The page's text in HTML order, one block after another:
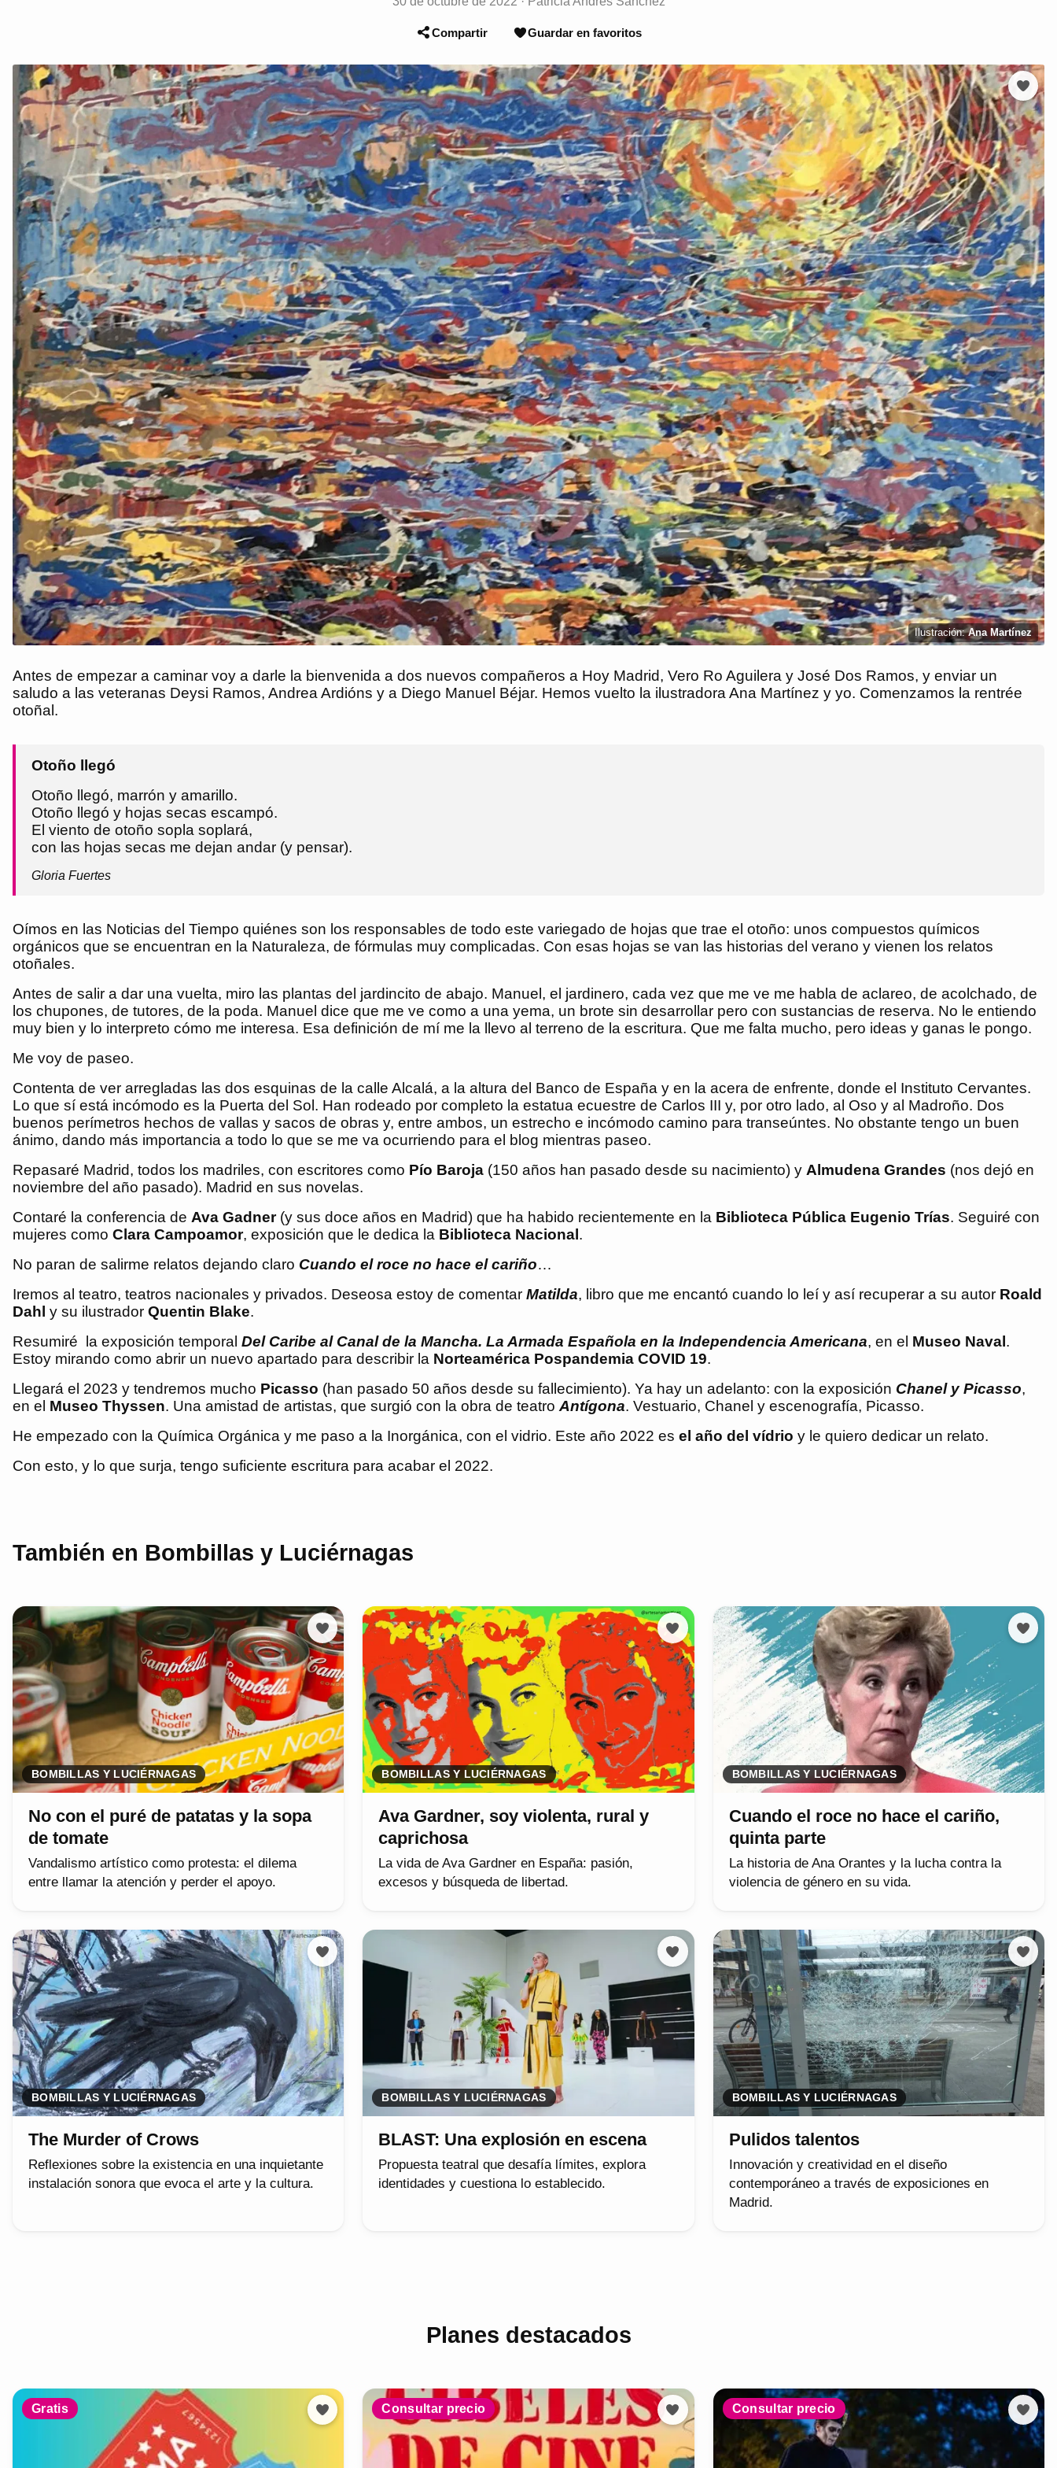
Compartir Guardar en favoritos
Ilustración:Ana Martínez
Antes de empezar a caminar voy a darle la bienvenida a dos nuevos compañeros a Hoy Madrid, Vero Ro Aguilera y José Dos Ramos, y enviar un
saludo a las veteranas Deysi Ramos, Andrea Ardións y a Diego Manuel Béjar. Hemos vuelto la ilustradora Ana Martínez y yo. Comenzamos la rentrée
otoñal.
Otoño llegó
Otoño llegó, marrón y amarillo.
Otoño llegó y hojas secas escampó.
El viento de otoño sopla soplará,
con las hojas secas me dejan andar (y pensar).
Gloria Fuertes
Oímos en las Noticias del Tiempo quiénes son los responsables de todo este variegado de hojas que trae el otoño: unos compuestos químicos
orgánicos que se encuentran en la Naturaleza, de fórmulas muy complicadas. Con esas hojas se van las historias del verano y vienen los relatos
otoñales.
Antes de salir a dar una vuelta, miro las plantas del jardincito de abajo. Manuel, el jardinero, cada vez que me ve me habla de aclareo, de acolchado, de
los chupones, de tutores, de la poda. Manuel dice que me ve como a una yema, un brote sin desarrollar pero con sustancias de reserva. No le entiendo
muy bien y lo interpreto cómo me interesa. Esa definición de mí me la llevo al terreno de la escritura. Que me falta mucho, pero ideas y ganas le pongo.
Me voy de paseo.
Contenta de ver arregladas las dos esquinas de la calle Alcalá, a la altura del Banco de España y en la acera de enfrente, donde el Instituto Cervantes.
Lo que sí está incómodo es la Puerta del Sol. Han rodeado por completo la estatua ecuestre de Carlos III y, por otro lado, al Oso y al Madroño. Dos
buenos perímetros hechos de vallas y sacos de obras y, entre ambos, un estrecho e incómodo camino para transeúntes. No obstante tengo un buen
ánimo, dando más importancia a todo lo que se me va ocurriendo para el blog mientras paseo.
Repasaré Madrid, todos los madriles, con escritores como Pío Baroja (150 años han pasado desde su nacimiento) y Almudena Grandes (nos dejó en
noviembre del año pasado). Madrid en sus novelas.
Contaré la conferencia de Ava Gadner(y sus doce años en Madrid) que ha habido recientemente en la Biblioteca Pública Eugenio Trías. Seguiré con
mujeres como Clara Campoamor, exposición que le dedica la Biblioteca Nacional.
No paran de salirme relatos dejando claro Cuando el roce no hace el cariño…
Iremos al teatro, teatros nacionales y privados. Deseosa estoy de comentar Matilda, libro que me encantó cuando lo leí y así recuperar a su autor Roald
Dahl y su ilustrador Quentin Blake.
Resumiré la exposición temporal Del Caribe al Canal de la Mancha. La Armada Española en la Independencia Americana, en el Museo Naval.
Estoy mirando como abrir un nuevo apartado para describir la Norteamérica Pospandemia COVID 19.
Llegará el 2023 y tendremos mucho Picasso (han pasado 50 años desde su fallecimiento). Ya hay un adelanto: con la exposición Chanel y Picasso,
en el Museo Thyssen. Una amistad de artistas, que surgió con la obra de teatro Antígona. Vestuario, Chanel y escenografía, Picasso.
He empezado con la Química Orgánica y me paso a la Inorgánica, con el vidrio. Este año 2022 es el año del vídrio y le quiero dedicar un relato.
Con esto, y lo que surja, tengo suficiente escritura para acabar el 2022.
También en Bombillas y Luciérnagas
BOMBILLAS Y LUCIÉRNAGAS
No con el puré de patatas y la sopa
de tomate
Vandalismo artístico como protesta: el dilema
entre llamar la atención y perder el apoyo.
BOMBILLAS Y LUCIÉRNAGAS
Ava Gardner, soy violenta, rural y
caprichosa
La vida de Ava Gardner en España: pasión,
excesos y búsqueda de libertad.
BOMBILLAS Y LUCIÉRNAGAS
Cuando el roce no hace el cariño,
quinta parte
La historia de Ana Orantes y la lucha contra la
violencia de género en su vida.
BOMBILLAS Y LUCIÉRNAGAS
The Murder of Crows
Reflexiones sobre la existencia en una inquietante
instalación sonora que evoca el arte y la cultura.
BOMBILLAS Y LUCIÉRNAGAS
BLAST: Una explosión en escena
Propuesta teatral que desafía límites, explora
identidades y cuestiona lo establecido.
BOMBILLAS Y LUCIÉRNAGAS
Pulidos talentos
Innovación y creatividad en el diseño
contemporáneo a través de exposiciones en
Madrid.
Planes destacados
Gratis Consultar precio Consultar precio